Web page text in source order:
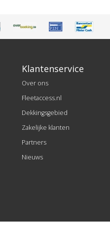
Klantenservice
Over ons
Fleetaccess.nl
Dekkingsgebied
Zakelijke klanten
Partners
Nieuws